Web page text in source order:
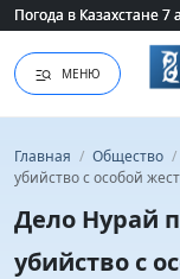
Погода в Казахстане 7
Погода в Казахстане 7
МЕНЮ
Главная / Общество /
убийство с особой
Дело Нурай
убийство с